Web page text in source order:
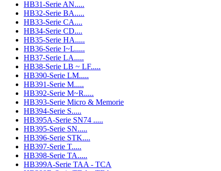
HB31-Serie AN.....
HB32-Serie BA.....
HB33-Serie CA....
HB34-Serie CD....
HB35-Serie HA.....
HB36-Serie I~L.....
HB37-Serie LA.....
HB38-Serie LB ~ LF.....
HB390-Serie LM.....
HB391-Serie M.....
HB392-Serie M~R.....
HB393-Serie Micro & Memorie
HB394-Serie S.....
HB395A-Serie SN74 .....
HB395-Serie SN.....
HB396-Serie STK....
HB397-Serie T.....
HB398-Serie TA.....
HB399A-Serie TAA - TCA